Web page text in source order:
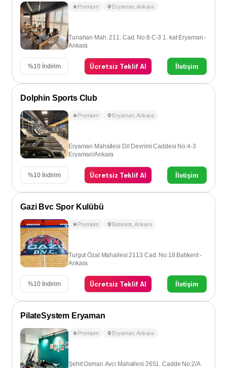
Premium Eryaman,Ankara
Tunahan Mah. 211. Cad. No:8 C-3 1. kat Eryaman -
Ankara
%10 İndirim Ücretsiz Teklif Al İletişim
Dolphin Sports Club
Premium Eryaman,Ankara
Eryaman Mahallesi Dil Devrimi Caddesi No:4-3
Eryaman/Ankara
%10 İndirim Ücretsiz Teklif Al İletişim
Gazi Bvc Spor Kulübü
Premium Batıkent ,Ankara
Turgut Özal Mahallesi 2113 Cad. No:18 Batıkent -
Ankara
%10 İndirim Ücretsiz Teklif Al İletişim
PilateSystem Eryaman
Premium Eryaman,Ankara
Şehit Osman Avcı Mahallesi 2651. Cadde No:2/A